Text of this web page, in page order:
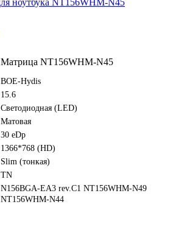
Матрица NT156WHM-N45
BOE-Hydis
15.6
Светодиодная (LED)
Матовая
30 eDp
1366*768 (HD)
Slim (тонкая)
TN
N156BGA-EA3 rev.C1 NT156WHM-N49
NT156WHM-N44